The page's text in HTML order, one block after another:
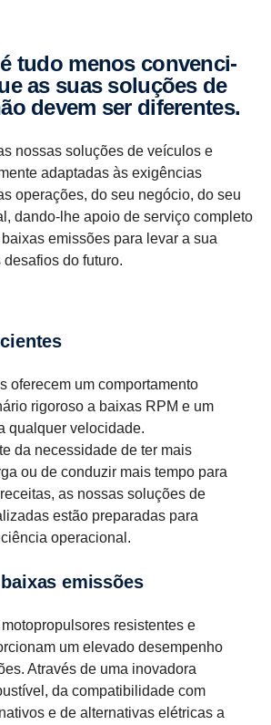
as suas soluções de
devem ser diferentes.
nossas soluções de veículos e
adaptadas às exigências
operações, do seu negócio, do seu
dando-lhe apoio de serviço completo
emissões para levar a sua
do futuro.
oferecem um comportamento
rigoroso a baixas RPM e um
qualquer velocidade.
da necessidade de ter mais
ou de conduzir mais tempo para
as nossas soluções de
estão preparadas para
operacional.
baixas emissões
resistentes e
um elevado desempenho
Através de uma inovadora
da compatibilidade com
e de alternativas elétricas a